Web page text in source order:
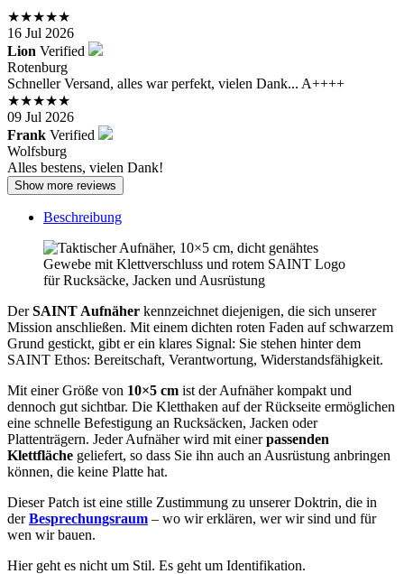
★★★★★
16 Jul 2026
Lion Verified
Rotenburg
Schneller Versand, alles war perfekt, vielen Dank... A++++
★★★★★
09 Jul 2026
Frank Verified
Wolfsburg
Alles bestens, vielen Dank!
Show more reviews
Beschreibung
DerSAINT Aufnäher kennzeichnet diejenigen, die sich unserer
Mission anschließen. Mit einem dichten roten Faden auf schwarzem
Grund gestickt, gibt er ein klares Signal: Sie stehen hinter dem
SAINT Ethos: Bereitschaft, Verantwortung, Widerstandsfähigkeit.
Mit einer Größe von 10×5 cm ist der Aufnäher kompakt und
dennoch gut sichtbar. Die Kletthaken auf der Rückseite ermöglichen
eine schnelle Befestigung an Rucksäcken, Jacken oder
Plattenträgern. Jeder Aufnäher wird mit einerpassenden
Klettfläche geliefert, so dass Sie ihn auch an Ausrüstung anbringen
können, die keine Platte hat.
Dieser Patch ist eine stille Zustimmung zu unserer Doktrin, die in
derBesprechungsraum – wo wir erklären, wer wir sind und für
wen wir bauen.
Hier geht es nicht um Stil. Es geht um Identifikation.